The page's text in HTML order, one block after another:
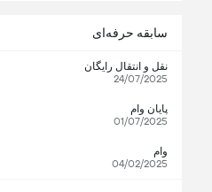
سابقه حرفه‌ای
نقل و انتقال رایگان
24/07/2025
پایان وام
01/07/2025
وام
04/02/2025